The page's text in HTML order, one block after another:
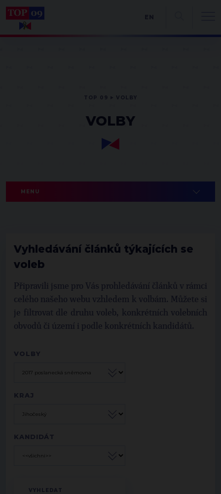
VOLBY
MENU
Vyhledávání článků týkajících se
voleb
Připravili jsme pro Vás prohledávání článků v rámci
celého našeho webu vzhledem k volbám. Můžete si
je filtrovat dle druhu voleb, konkrétních volebních
obvodů či území i podle konkrétních kandidátů.
VOLBY
KRAJ
KANDIDÁT